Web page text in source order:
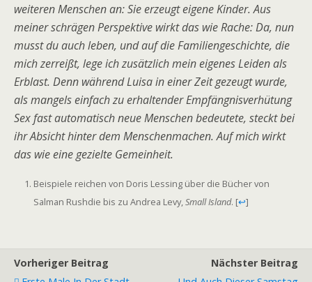
weiteren Menschen an: Sie erzeugt eigene Kinder. Aus
meiner schrägen Perspektive wirkt das wie Rache: Da, nun
musst du auch leben, und auf die Familiengeschichte, die
mich zerreißt, lege ich zusätzlich mein eigenes Leiden als
Erblast. Denn während Luisa in einer Zeit gezeugt wurde,
als mangels einfach zu erhaltender Empfängnisverhütung
Sex fast automatisch neue Menschen bedeutete, steckt bei
ihr Absicht hinter dem Menschenmachen. Auf mich wirkt
das wie eine gezielte Gemeinheit.
Beispiele reichen von Doris Lessing über die Bücher von
Salman Rushdie bis zu Andrea Levy,Small Island. [↩]
Vorheriger Beitrag
Nächster Beitrag